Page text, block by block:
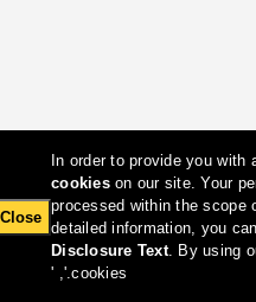
In order to provide you
cookieson our site. Your
processed within the
detailed information, you
Disclosure Text. By
cookies.', '
Close